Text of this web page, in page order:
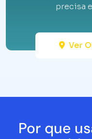
precisa
Ver
Por que